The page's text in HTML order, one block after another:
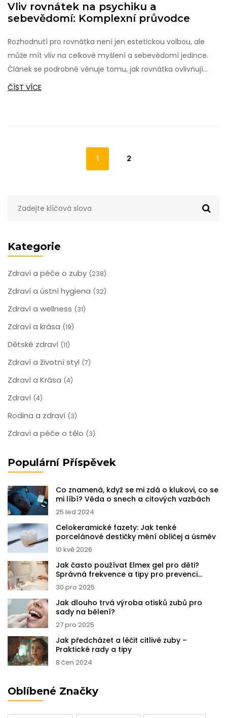
Kategorie
Zdraví a péče o zuby (238)
Zdraví a ústní hygiena (32)
Zdraví a wellness (31)
Zdraví a krása (19)
Dětské zdraví (11)
Zdraví a životní styl (7)
Zdraví a Krása (4)
Zdraví (4)
Rodina a zdraví (3)
Zdraví a péče o tělo (3)
Populární Příspěvek
Co znamená, když se mi zdá o klukovi, co se
mi líbí? Věda o snech a citových vazbách
25 led 2024
Celokeramické fazety: Jak tenké
porcelánové destičky mění obličej a úsměv
10 kvě 2026
Jak často používat Elmex gel pro děti?
Správná frekvence a tipy pro prevenci
zubního kamene
30 pro 2025
Jak dlouho trvá výroba otisků zubů pro
sady na bělení?
27 pro 2025
Jak předcházet a léčit citlivé zuby –
Praktické rady a tipy
8 čen 2024
Oblíbené Značky
Vliv rovnátek na psychiku a
sebevědomí: Komplexní průvodce
Rozhodnutí pro rovnátka není jen estetickou volbou, ale
může mít vliv na celkové myšlení a sebevědomí jedince.
Článek se podrobně věnuje tomu, jak rovnátka ovlivňují
nejen naši vizuální prezentaci, ale také duševní zdraví,
ČÍST VÍCE
1 2